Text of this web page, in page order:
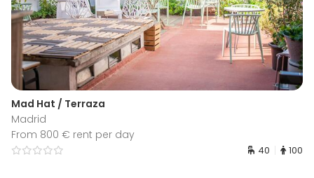
Mad Hat / Terraza
Madrid
From 800 € rent per day
40 100